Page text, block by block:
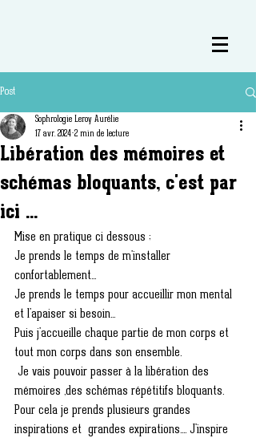
Post
Libération des mémoires et
schémas bloquants, c'est par
ici ...
Sophrologie Leroy Aurélie
17 avr. 2024 2 min de lecture
Mise en pratique ci dessous ;
Je prends le temps de m'installer
confortablement...
Je prends le temps pour accueillir mon mental
et l'apaiser si besoin...
Puis j'accueille chaque partie de mon corps et
tout mon corps dans son ensemble.
Je vais pouvoir passer à la libération des
mémoires ,des schémas répétitifs bloquants.
Pour cela je prends plusieurs grandes
inspirations et  grandes expirations.... J'inspire